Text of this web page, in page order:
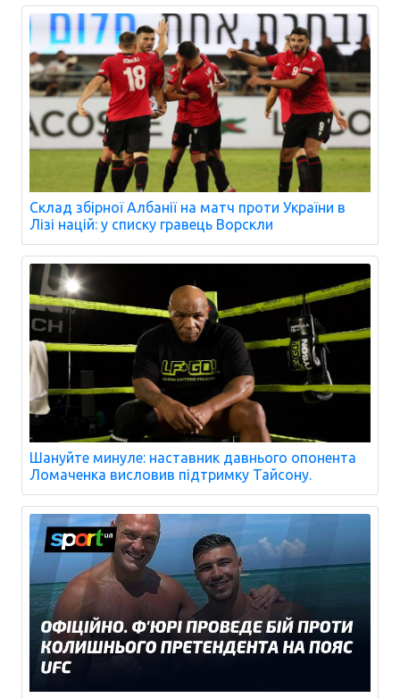
Склад збірної Албанії на матч проти України в
Лізі націй: у списку гравець Ворскли
Шануйте минуле: наставник давнього опонента
Ломаченка висловив підтримку Тайсону.